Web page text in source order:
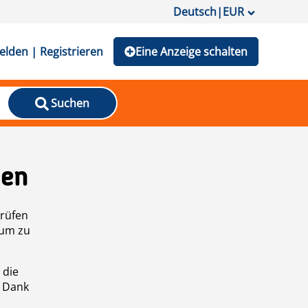
Deutsch|EUR
| Registrieren Eine Anzeige schalten
Suchen
zu
die